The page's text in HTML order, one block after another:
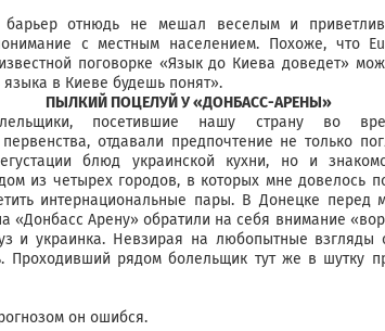
барьер отнюдь не мешал веселым и
с местным населением. Похоже, что
поговорке «Язык до Киева доведет»
в Киеве будешь понят».
ПЫЛКИЙ ПОЦЕЛУЙ У «ДОНБАСС-АРЕНЫ»
посетившие нашу страну во
первенства, отдавали предпочтение не только
блюд украинской кухни, но и
из четырех городов, в которых мне довелось
интернациональные пары. В Донецке перед
«Донбасс Арену» обратили на себя внимание
и украинка. Невзирая на любопытные взгляды
Проходивший рядом болельщик тут же в шутку
он ошибся.